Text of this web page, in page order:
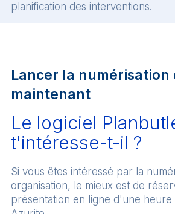
planification des interventions.
Lancer la numérisation
maintenant
Le logiciel
t'intéresse-t-il ?
Si vous êtes intéressé par la
organisation, le mieux est de
présentation en ligne d'une